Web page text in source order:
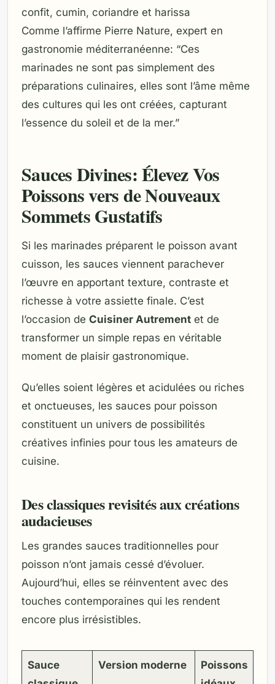
confit, cumin, coriandre et harissa
Comme l’affirme Pierre Nature, expert en
gastronomie méditerranéenne: “Ces
marinades ne sont pas simplement des
préparations culinaires, elles sont l’âme même
des cultures qui les ont créées, capturant
l’essence du soleil et de la mer.”
Sauces Divines: Élevez Vos
Poissons vers de Nouveaux
Sommets Gustatifs
Si les marinades préparent le poisson avant
cuisson, les sauces viennent parachever
l’œuvre en apportant texture, contraste et
richesse à votre assiette finale. C’est
l’occasion de Cuisiner Autrement et de
transformer un simple repas en véritable
moment de plaisir gastronomique.
Qu’elles soient légères et acidulées ou riches
et onctueuses, les sauces pour poisson
constituent un univers de possibilités
créatives infinies pour tous les amateurs de
cuisine.
Des classiques revisités aux créations
audacieuses
Les grandes sauces traditionnelles pour
poisson n’ont jamais cessé d’évoluer.
Aujourd’hui, elles se réinventent avec des
touches contemporaines qui les rendent
encore plus irrésistibles.
Sauce
Version moderne
Poissons